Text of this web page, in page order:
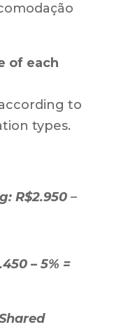
of each
to
types.
R$2.950 –
– 5% =